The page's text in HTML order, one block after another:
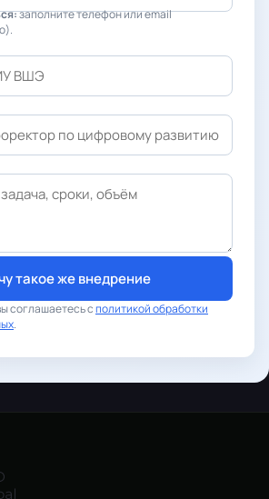
заполните телефон или email
такое же внедрение
соглашаетесь сполитикой обработки
.